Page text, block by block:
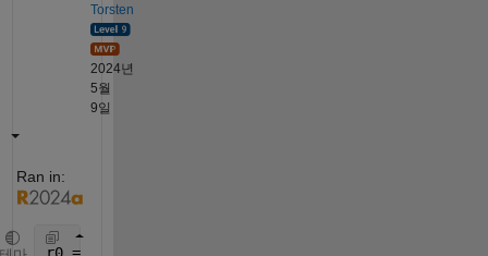
Torsten
2024년
5월
9일
Ran in: